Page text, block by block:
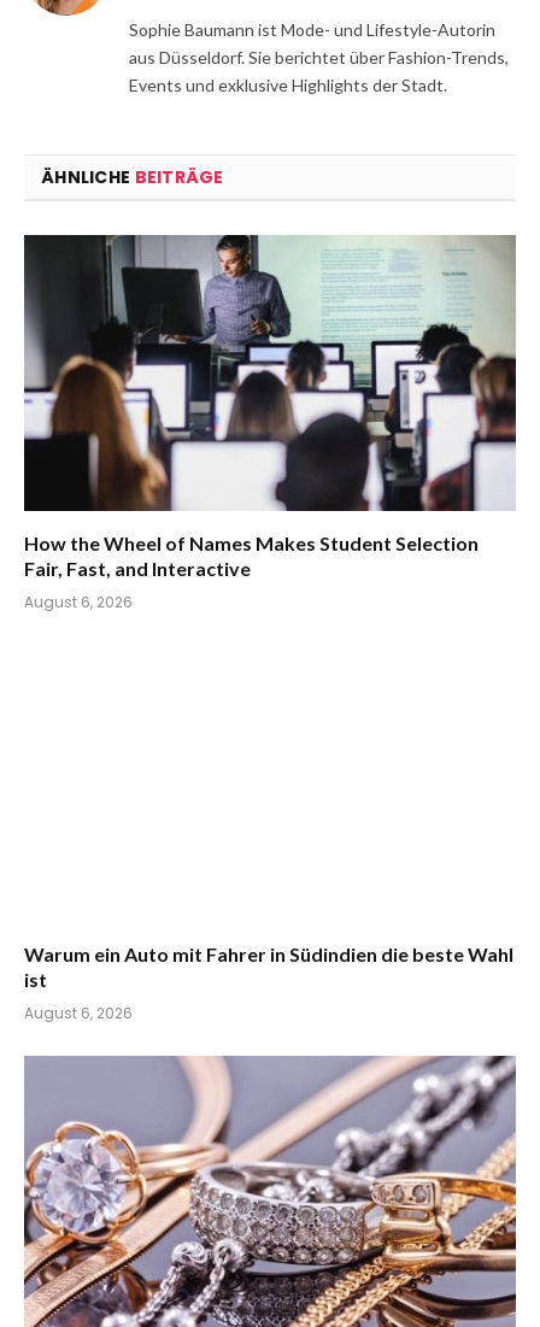
Sophie Baumann ist Mode- und Lifestyle-Autorin
aus Düsseldorf. Sie berichtet über Fashion-Trends,
Events und exklusive Highlights der Stadt.
ÄHNLICHE BEITRÄGE
How the Wheel of Names Makes Student Selection
Fair, Fast, and Interactive
August 6, 2026
Warum ein Auto mit Fahrer in Südindien die beste Wahl
ist
August 6, 2026